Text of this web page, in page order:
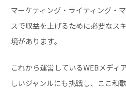
マーケティング・ライティング・
スで収益を上げるために必要なス
境があります。
これから運営しているWEBメディ
しいジャンルにも挑戦し、ここ和